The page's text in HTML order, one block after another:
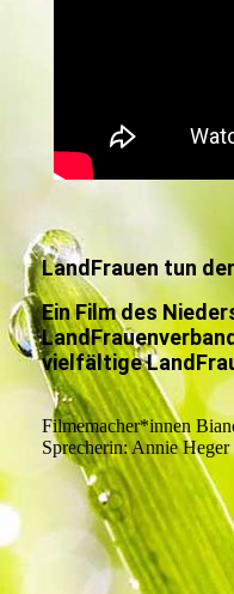
LandFrauen tun
Ein Film des
vielfältige
Filmemacher*innen
Sprecherin: Annie Heger